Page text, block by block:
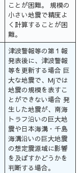
ことが困難。 規模の
小さい地震で精度よ
く計算することが困
難。
津波警報等の第１報
発表後に、津波警報
等を更新する場合 巨
大な地震で、Mjでは
地震の規模を表すこ
とができない場合 発
生した地震が、南海
トラフ沿いの巨大地
震や日本海溝・千島
海溝沿いの巨大地震
の想定震源域に影響
を及ぼすかどうかを
判断する場合。